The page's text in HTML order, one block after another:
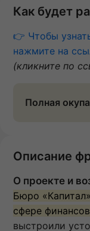
Как будет
👉 Чтобы
нажмите на
(кликните по
Полная
Описание
О проекте и
Бюро
сфере
выстроили